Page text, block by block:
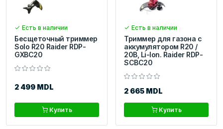
Есть в наличии
Бесщеточный триммер
Solo R20 Raider RDP-
GXBC20
2 499 MDL
Купить
Есть в наличии
Триммер для газона с
аккумулятором R20 /
20В, Li-Ion. Raider RDP-
SCBC20
2 665 MDL
Купить